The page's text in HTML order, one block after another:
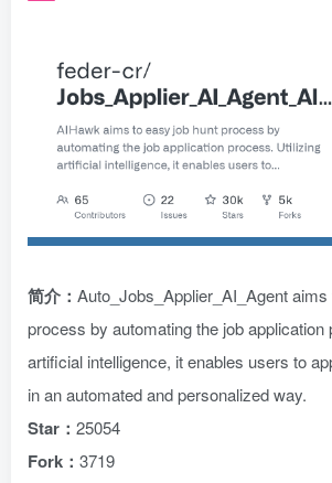
简介： Auto_Jobs_Applier_AI_Agent
process by automating the job
artificial intelligence, it enables users to
in an automated and personalized way.
Star： 25054
Fork： 3719